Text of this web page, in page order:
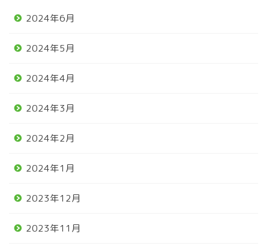
2024年6月
2024年5月
2024年4月
2024年3月
2024年2月
2024年1月
2023年12月
2023年11月